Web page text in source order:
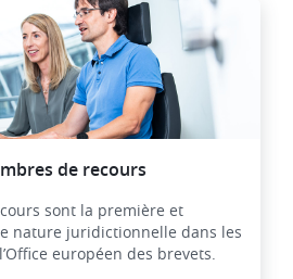
de recours
sont la première et
nature juridictionnelle dans les
européen des brevets.